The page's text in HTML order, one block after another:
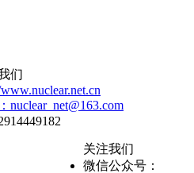
们
nuclear_net@163.com
关注我们
微信公众号：